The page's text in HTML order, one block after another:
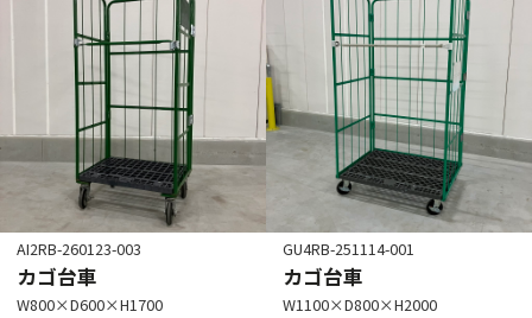
AI2RB-260123-003
カゴ台車
W800×D600×H1700
GU4RB-251114-001
カゴ台車
W1100×D800×H2000